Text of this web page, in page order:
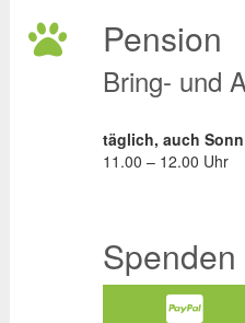
Pension
Bring- und
täglich, auch
11.00 – 12.00 Uhr
Spenden